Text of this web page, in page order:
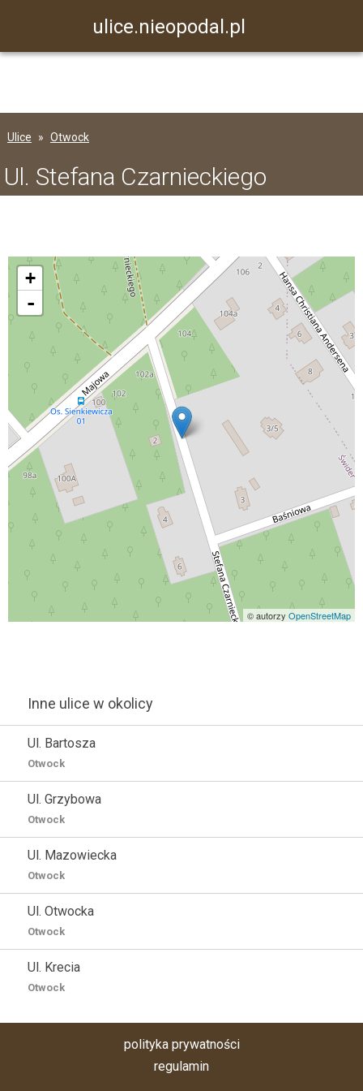
ulice.nieopodal.pl
Ulice Otwock
Ul. Stefana Czarnieckiego
+
-
© autorzy OpenStreetMap
Inne ulice w okolicy
Ul. Bartosza
Otwock
Ul. Grzybowa
Otwock
Ul. Mazowiecka
Otwock
Ul. Otwocka
Otwock
Ul. Krecia
Otwock
polityka prywatności
regulamin